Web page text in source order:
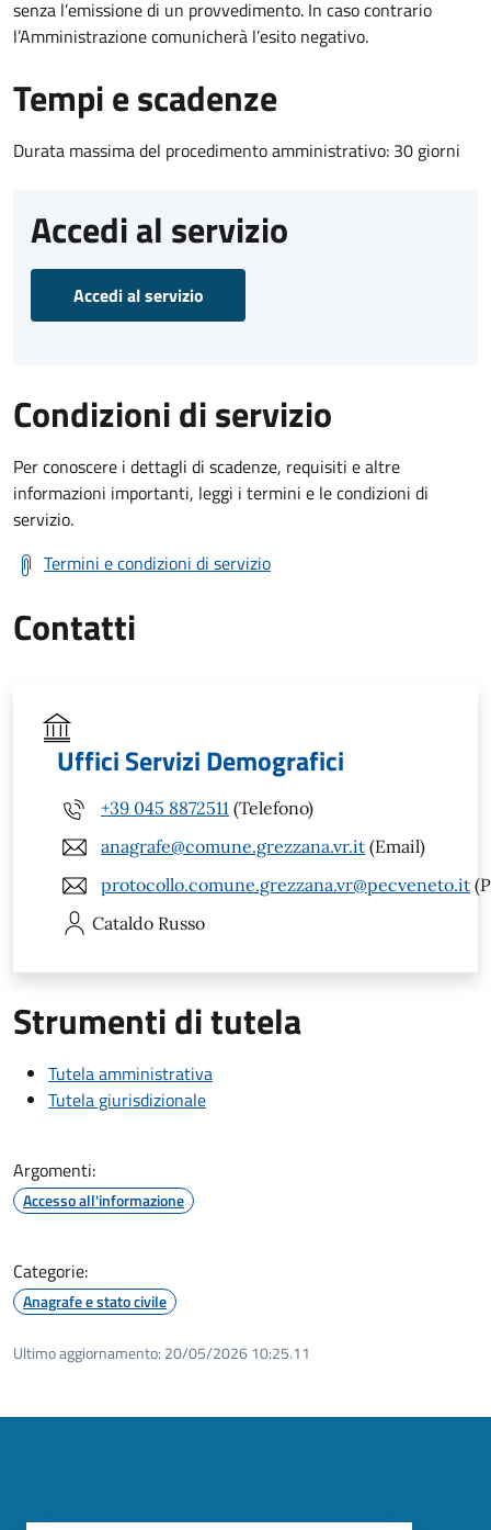
senza l’emissione di un provvedimento. In caso contrario
l’Amministrazione comunicherà l’esito negativo.
Tempi e scadenze
Durata massima del procedimento amministrativo: 30 giorni
Accedi al servizio
Accedi al servizio
Condizioni di servizio
Per conoscere i dettagli di scadenze, requisiti e altre
informazioni importanti, leggi i termini e le condizioni di
servizio.
Termini e condizioni di servizio
Contatti
Uffici Servizi Demografici
+39 045 8872511 (Telefono)
anagrafe@comune.grezzana.vr.it (Email)
protocollo.comune.grezzana.vr@pecveneto.it
Cataldo Russo
Strumenti di tutela
Tutela amministrativa
Tutela giurisdizionale
Argomenti:
Accesso all'informazione
Categorie:
Anagrafe e stato civile
Ultimo aggiornamento: 20/05/2026 10:25.11